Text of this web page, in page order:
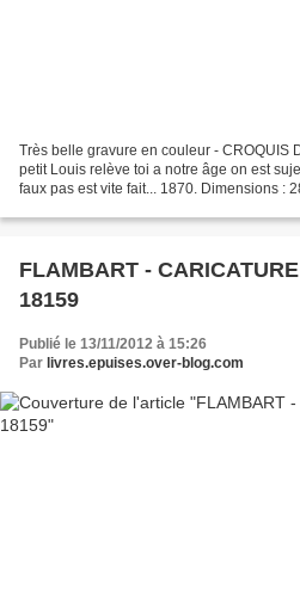
Très belle gravure en couleur - CROQUIS
petit Louis relève toi a notre âge on est
faux pas est vite fait... 1870. Dimensions :
FLAMBART -
18159
Publié le 13/11/2012 à 15:26
Par livres.epuises.over-blog.com